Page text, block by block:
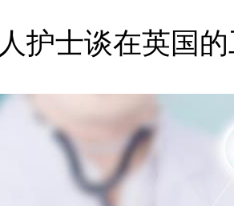
护士谈在英国